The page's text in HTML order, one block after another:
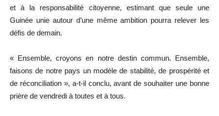
et à la responsabilité citoyenne, estimant que seule une
Guinée unie autour d’une même ambition pourra relever les
défis de demain.
« Ensemble, croyons en notre destin commun. Ensemble,
faisons de notre pays un modèle de stabilité, de prospérité et
de réconciliation », a-t-il conclu, avant de souhaiter une bonne
prière de vendredi à toutes et à tous.